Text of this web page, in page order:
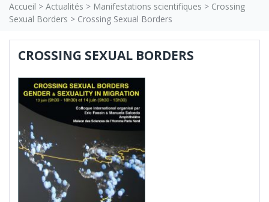
Accueil > Actualités > Manifestations scientifiques > Crossing
Sexual Borders > Crossing Sexual Borders
CROSSING SEXUAL BORDERS